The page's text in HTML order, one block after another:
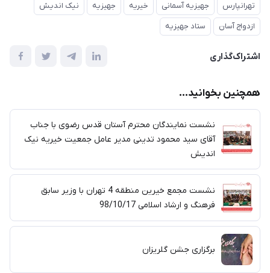
تهرانپارس
جهیزیه آسمانی خیریه جهیزیه
نیک اندیش
ازدواج آسان
ستاد جهیزیه
اشتراک‌گذاری
همچنین بخوانید...
نشست نمایندگان محترم آستان قدس رضوی با جناب
آقای سید محمود تدینی مدیر عامل جمعیت خیریه نیک
اندیش
نشست مجمع خیرین منطقه 4 تهران با وزیر سابق
فرهنگ و ارشاد اسلامی 98/10/17
برگزاری جشن گلریزان